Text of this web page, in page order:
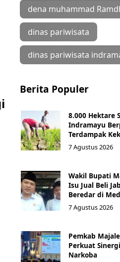
dena muhammad
dinas pariwisata
dinas pariwisata
Berita Populer
8.000 Hektare
Indramayu
Terdampak
7 Agustus 2026
Wakil Bupati
Isu Jual Beli
Beredar di
7 Agustus 2026
Pemkab
Perkuat
Narkoba